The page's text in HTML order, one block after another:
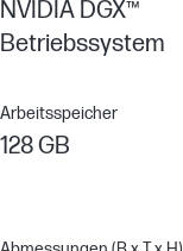
NVIDIA DGX™
Betriebssystem
Arbeitsspeicher
128 GB